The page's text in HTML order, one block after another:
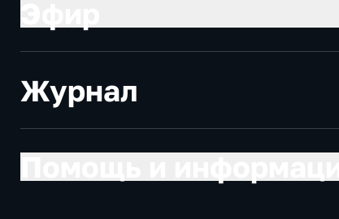
Журнал